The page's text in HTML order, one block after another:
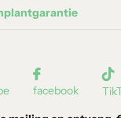
facebook